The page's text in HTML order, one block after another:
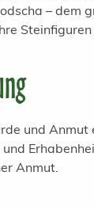
– dem
und Anmut
Anmut.